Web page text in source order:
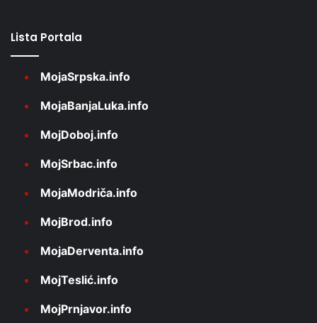
Lista Portala
MojaSrpska.info
MojaBanjaLuka.info
MojDoboj.info
MojSrbac.info
MojaModriča.info
MojBrod.info
MojaDerventa.info
MojTeslić.info
MojPrnjavor.info